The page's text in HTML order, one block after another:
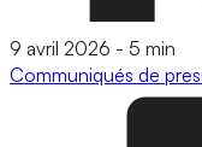
9 avril 2026 - 5 min
Communiqués de